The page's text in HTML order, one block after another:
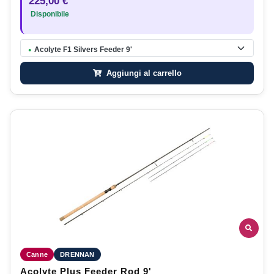
Disponibile
● Acolyte F1 Silvers Feeder 9'
Aggiungi al carrello
Canne DRENNAN
Acolyte Plus Feeder Rod 9'